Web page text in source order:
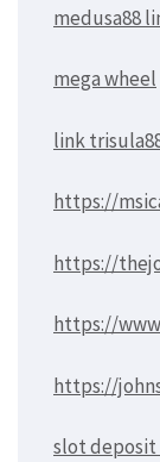
medusa88
mega wheel
link
https://
https://
https://
https://
slot deposit